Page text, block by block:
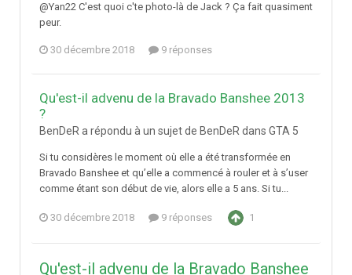
@Yan22 C'est quoi c'te photo-là de Jack ? Ça fait quasiment
peur.
30 décembre 2018 9 réponses
Qu'est-il advenu de la Bravado Banshee 2013
?
BenDeR a répondu à un sujet de BenDeR dans GTA 5
Si tu considères le moment où elle a été transformée en
Bravado Banshee et qu’elle a commencé à rouler et à s’user
comme étant son début de vie, alors elle a 5 ans. Si tu...
30 décembre 2018 9 réponses 1
Qu'est-il advenu de la Bravado Banshee